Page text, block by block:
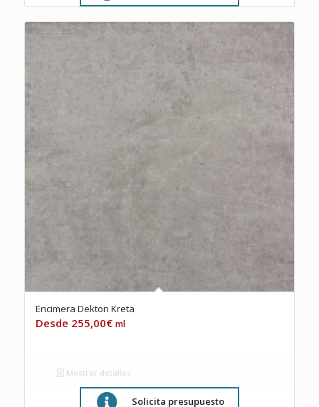
Encimera Dekton Kreta
255,00€ ml
Mostrar detalles
Solicita presupuesto